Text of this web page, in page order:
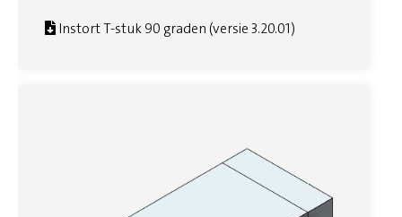
Instort T-stuk 90 graden (versie 3.20.01)